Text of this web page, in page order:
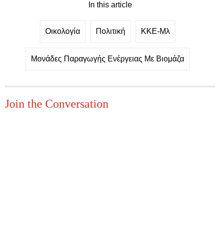
In this article
Οικολογία Πολιτική ΚΚΕ-Μλ
Μονάδες Παραγωγής Ενέργειας Με Βιομάζα
Join the Conversation